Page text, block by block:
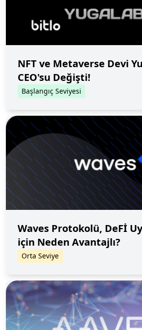
NFT ve Metaverse Devi
CEO'su Değişti!
Başlangıç Seviyesi
Waves Protokolü, DeFİ
için Neden Avantajlı?
Orta Seviye